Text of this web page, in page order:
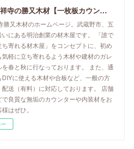
東京・吉祥寺の勝又木材【一枚板カウンター】
勝又木材のホームページ。武蔵野市、五
いにある明治創業の材木屋です。 「誰で
ち寄れる材木屋」をコンセプトに、初め
気軽に立ち寄れるよう木材や建材のガレ
を春と秋に行なっております。 また、通
DIYに使える木材や合板など、一般の方
配送（有料）に対応しております。 店舗
で良質な無垢のカウンターや内装材をお
はぜひ。